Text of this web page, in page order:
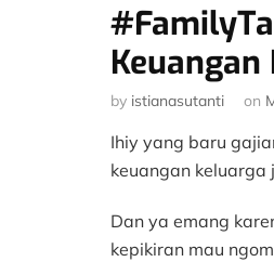
Keuangan
by istianasutanti on
Ihiy yang baru
keuangan keluarga
Dan ya emang
kepikiran mau